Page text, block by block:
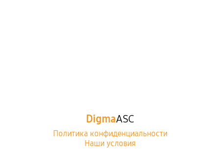
DigmaASC
Политика конфиденциальности
Наши условия